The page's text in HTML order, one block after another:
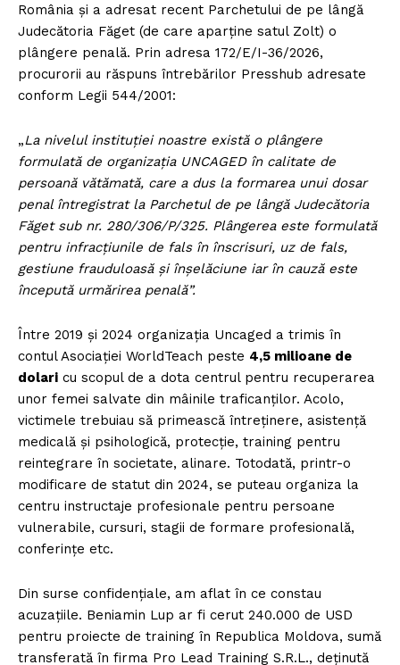
România și a adresat recent Parchetului de pe lângă
Judecătoria Făget (de care aparține satul Zolt) o
plângere penală. Prin adresa 172/E/I-36/2026,
procurorii au răspuns întrebărilor Presshub adresate
conform Legii 544/2001:
„La nivelul instituției noastre există o plângere
formulată de organizația UNCAGED în calitate de
persoană vătămată, care a dus la formarea unui dosar
penal întregistrat la Parchetul de pe lângă Judecătoria
Făget sub nr. 280/306/P/325. Plângerea este formulată
pentru infracțiunile de fals în înscrisuri, uz de fals,
gestiune frauduloasă și înșelăciune iar în cauză este
începută urmărirea penală”.
Între 2019 și 2024 organizația Uncaged a trimis în
contul Asociației WorldTeach peste 4,5 milioane de
dolari cu scopul de a dota centrul pentru recuperarea
unor femei salvate din mâinile traficanților. Acolo,
victimele trebuiau să primească întreținere, asistență
medicală și psihologică, protecție, training pentru
reintegrare în societate, alinare. Totodată, printr-o
modificare de statut din 2024, se puteau organiza la
centru instructaje profesionale pentru persoane
vulnerabile, cursuri, stagii de formare profesională,
conferințe etc.
Din surse confidențiale, am aflat în ce constau
acuzațiile. Beniamin Lup ar fi cerut 240.000 de USD
pentru proiecte de training în Republica Moldova, sumă
transferată în firma Pro Lead Training S.R.L., deținută